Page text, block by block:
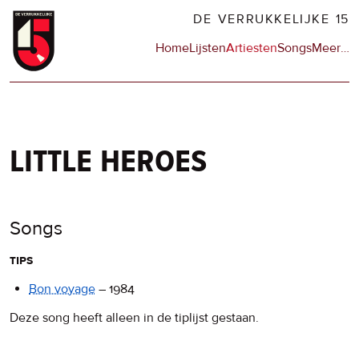
Overslaan
naar
DE VERRUKKELIJKE 15
Hoofdnavigatie
HomeLijstenArtiestenSongsMeerop
…
little heroes
Songs
tips
Bon voyage – 1984
Deze song heeft alleen in de tiplijst gestaan.